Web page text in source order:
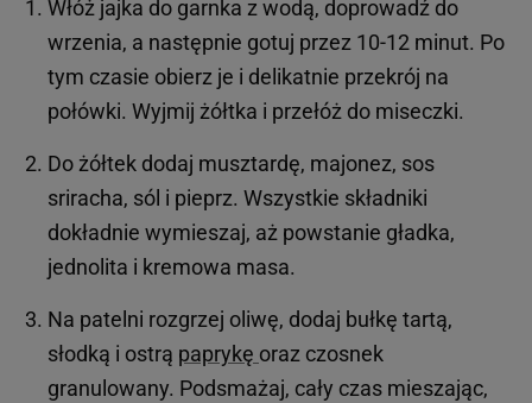
Włóż jajka do garnka z wodą, doprowadź do
wrzenia, a następnie gotuj przez 10-12 minut. Po
tym czasie obierz je i delikatnie przekrój na
połówki. Wyjmij żółtka i przełóż do miseczki.
Do żółtek dodaj musztardę, majonez, sos
sriracha, sól i pieprz. Wszystkie składniki
dokładnie wymieszaj, aż powstanie gładka,
jednolita i kremowa masa.
Na patelni rozgrzej oliwę, dodaj bułkę tartą,
słodką i ostrą paprykę oraz czosnek
granulowany. Podsmażaj, cały czas mieszając,